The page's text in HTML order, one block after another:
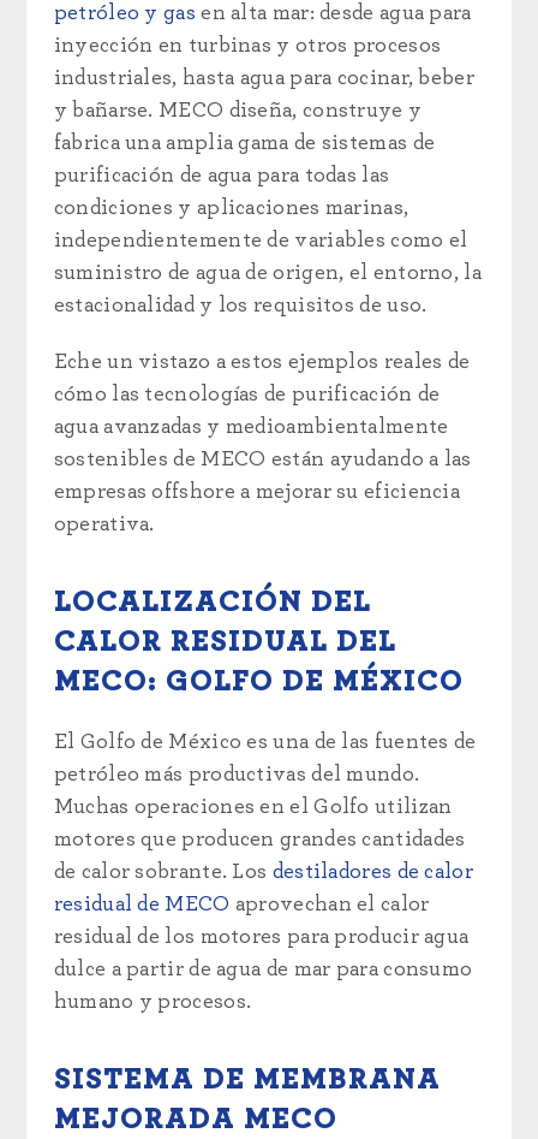
petróleo y gas en alta mar: desde agua para
inyección en turbinas y otros procesos
industriales, hasta agua para cocinar, beber
y bañarse. MECO diseña, construye y
fabrica una amplia gama de sistemas de
purificación de agua para todas las
condiciones y aplicaciones marinas,
independientemente de variables como el
suministro de agua de origen, el entorno, la
estacionalidad y los requisitos de uso.
Eche un vistazo a estos ejemplos reales de
cómo las tecnologías de purificación de
agua avanzadas y medioambientalmente
sostenibles de MECO están ayudando a las
empresas offshore a mejorar su eficiencia
operativa.
LOCALIZACIÓN DEL
CALOR RESIDUAL DEL
MECO: GOLFO DE MÉXICO
El Golfo de México es una de las fuentes de
petróleo más productivas del mundo.
Muchas operaciones en el Golfo utilizan
motores que producen grandes cantidades
de calor sobrante. Los destiladores de calor
residual de MECO aprovechan el calor
residual de los motores para producir agua
dulce a partir de agua de mar para consumo
humano y procesos.
SISTEMA DE MEMBRANA
MEJORADA MECO